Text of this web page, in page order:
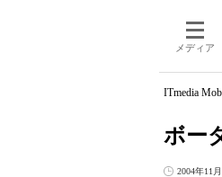
メディア
ITmedia
ボー
2004年11